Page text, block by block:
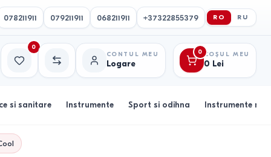
078211911 079211911 068211911 +37322855379 RO RU
Favorite
0
Comparație
CONTUL MEU
Logare
0 COȘUL MEU
0 Lei
si sanitare Instrumente Sport si odihna Instrumente